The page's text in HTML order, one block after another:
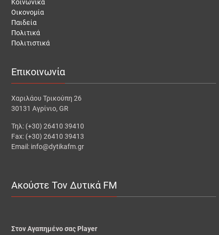
Κοινωνικά
Οικονομία
Παιδεία
Πολιτικά
Πολιτιστικά
Επικοινωνία
Χαριλάου Τρικούπη 26
30131 Αγρίνιο, GR
Τηλ: (+30) 26410 39410
Fax: (+30) 26410 39413
Email: info@dytikafm.gr
Ακούστε Τον Δυτικά FM
Στον Αγαπημένο σας Player